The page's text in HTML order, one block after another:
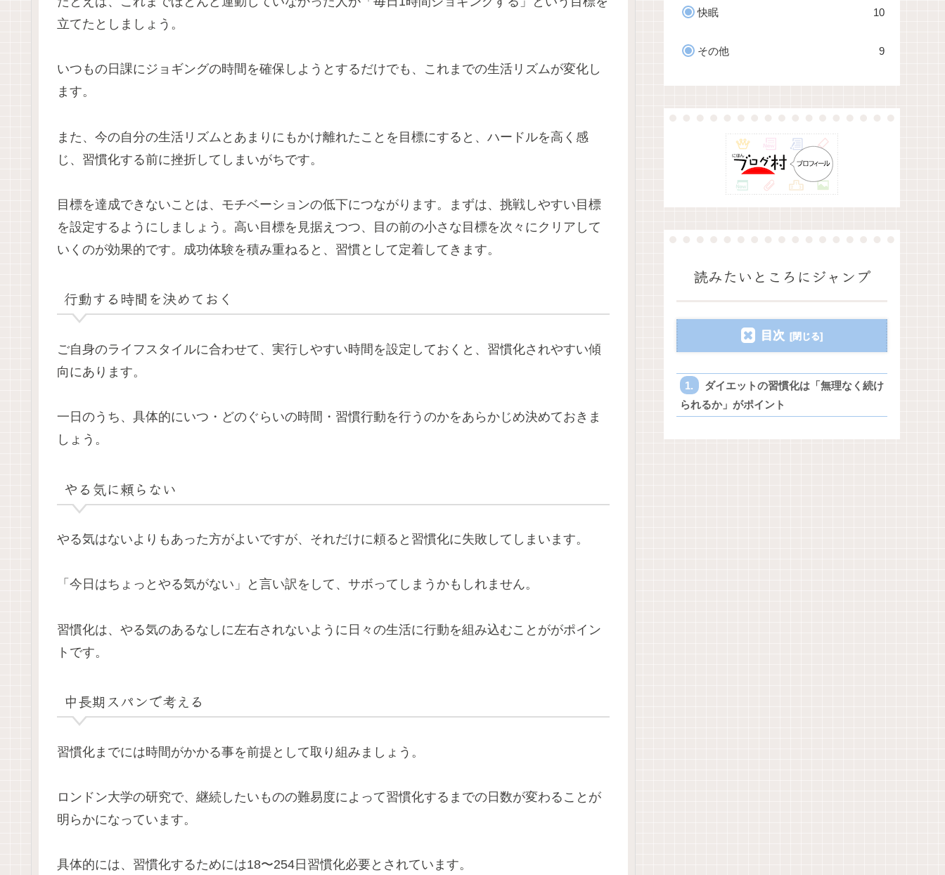
立てたとしましょう。
いつもの日課にジョギングの時間を確保しようとするだけでも、これまでの生活リズムが変化し
ます。
また、今の自分の生活リズムとあまりにもかけ離れたことを目標にすると、ハードルを高く感
じ、習慣化する前に挫折してしまいがちです。
目標を達成できないことは、モチベーションの低下につながります。まずは、挑戦しやすい目標
を設定するようにしましょう。高い目標を見据えつつ、目の前の小さな目標を次々にクリアして
いくのが効果的です。成功体験を積み重ねると、習慣として定着してきます。
行動する時間を決めておく
ご自身のライフスタイルに合わせて、実行しやすい時間を設定しておくと、習慣化されやすい傾
向にあります。
一日のうち、具体的にいつ・どのぐらいの時間・習慣行動を行うのかをあらかじめ決めておきま
しょう。
やる気に頼らない
やる気はないよりもあった方がよいですが、それだけに頼ると習慣化に失敗してしまいます。
「今日はちょっとやる気がない」と言い訳をして、サボってしまうかもしれません。
習慣化は、やる気のあるなしに左右されないように日々の生活に行動を組み込むことががポイン
トです。
中長期スパンで考える
習慣化までには時間がかかる事を前提として取り組みましょう。
ロンドン大学の研究で、継続したいものの難易度によって習慣化するまでの日数が変わることが
明らかになっています。
具体的には、習慣化するためには18〜254日習慣化必要とされています。
快眠 10
その他 9
読みたいところにジャンプ
目次
ダイエットの習慣化は「無理なく続け
られるか」がポイント